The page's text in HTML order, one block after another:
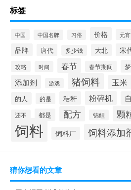
标签
中国 中国名牌 习俗 价格 元
品牌 唐代 多少钱 大北 宋
攻略 时间 春节 春节期间
添加剂 游戏 猪饲料 玉米
的人 的是 秸秆 粉碎机
还不 都是 配方 锦鲤 颗
饲料 饲料厂 饲料添加
猜你想看的文章